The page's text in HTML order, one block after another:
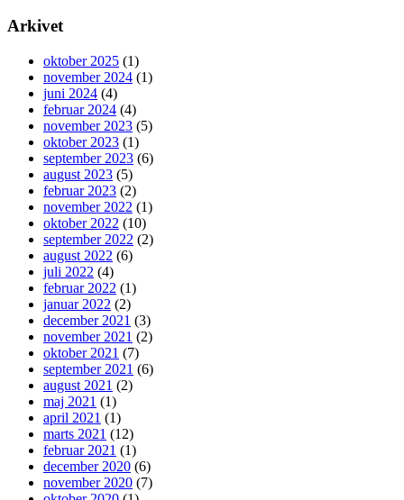
Arkivet
oktober 2025 (1)
november 2024 (1)
juni 2024 (4)
februar 2024 (4)
november 2023 (5)
oktober 2023 (1)
september 2023 (6)
august 2023 (5)
februar 2023 (2)
november 2022 (1)
oktober 2022 (10)
september 2022 (2)
august 2022 (6)
juli 2022 (4)
februar 2022 (1)
januar 2022 (2)
december 2021 (3)
november 2021 (2)
oktober 2021 (7)
september 2021 (6)
august 2021 (2)
maj 2021 (1)
april 2021 (1)
marts 2021 (12)
februar 2021 (1)
december 2020 (6)
november 2020 (7)